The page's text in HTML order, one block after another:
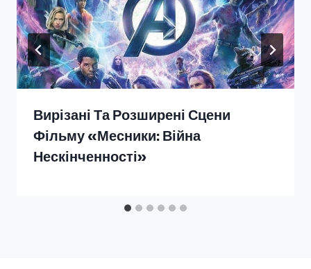
Вирізані Та Розширені Сцени
Фільму «Месники: Війна
Нескінченності»